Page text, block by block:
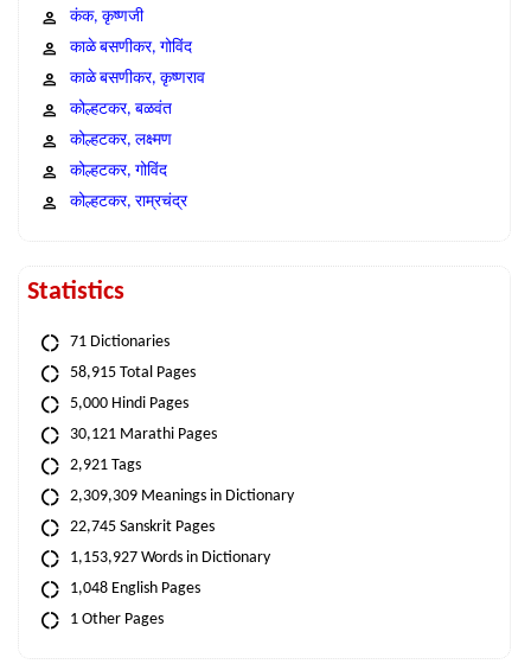
कंक, कृष्णजी
काळे बसणीकर, गोविंद
काळे बसणीकर, कृष्णराव
कोल्हटकर, बळवंत
कोल्हटकर, लक्ष्मण
कोल्हटकर, गोविंद
कोल्हटकर, राम्रचंद्र
Statistics
71 Dictionaries
58,915 Total Pages
5,000 Hindi Pages
30,121 Marathi Pages
2,921 Tags
2,309,309 Meanings in Dictionary
22,745 Sanskrit Pages
1,153,927 Words in Dictionary
1,048 English Pages
1 Other Pages